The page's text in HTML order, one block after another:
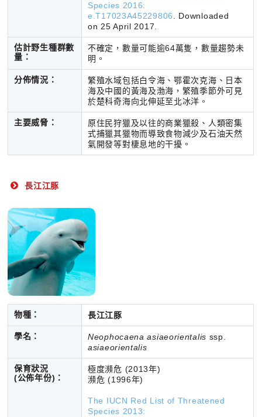
Species 2016:
e.T17023A45229806
. Downloaded
on 25 April 2017.
估計野生種群數
量：
不確定，數量可能逾64萬隻，數量趨勢未
明。
分佈情況：
繁殖水域包括白令海、鄂霍次克海、日本
海及中國的黃海及渤海，繁殖季節外可見
於楚科奇海向北伸延至北冰洋。
主要威脅：
原住民狩獵及以往的商業獵殺、人類密集
式捕獵其獵物而導致食物減少及石油天然
氣開發等對棲息地的干擾。
長江江豚
物種： 長江江豚
學名： Neophocaena asiaeorientalis ssp.
asiaeorientalis
保育狀況
(公佈年份) ：
極度瀕危 (2013年)
瀕危 (1996年)
The IUCN Red List of Threatened
Species 2013: